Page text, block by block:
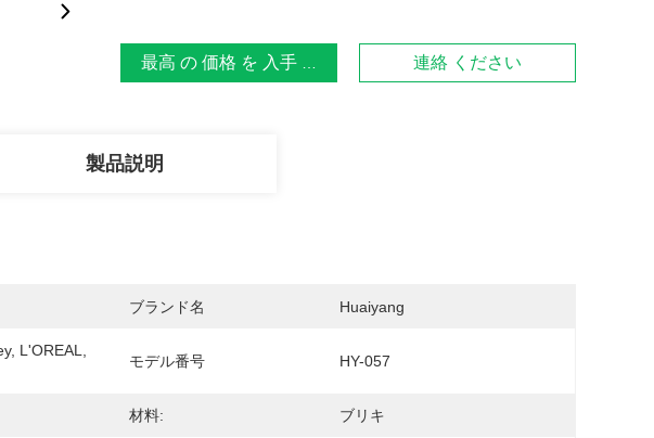
最高 の 価格 を 入手 する 連絡 ください
製品説明
ブランド名 Huaiyang
L'OREAL,
モデル番号 HY-057
材料: ブリキ